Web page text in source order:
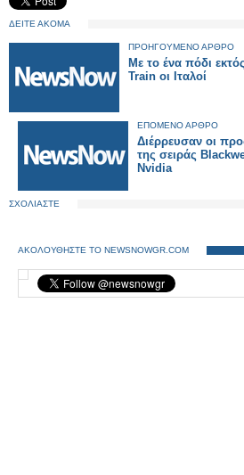
ΔΕΙΤΕ ΑΚΟΜΑ
ΠΡΟΗΓΟΥΜΕΝΟ ΑΡΘΡΟ
Με το ένα πόδι
Train οι Ιταλοί
ΕΠΟΜΕΝΟ ΑΡΘΡΟ
Διέρρευσαν οι
της σειράς
Nvidia
ΣΧΟΛΙΑΣΤΕ
ΑΚΟΛΟΥΘΗΣΤΕ ΤΟ NEWSNOWGR.COM